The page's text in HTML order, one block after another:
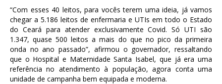
“Com esses 40 leitos, para vocês terem uma ideia, já vamos
chegar a 5.186 leitos de enfermaria e UTIs em todo o Estado
do Ceará para atender exclusivamente Covid. Só UTI são
1.347, quase 500 leitos a mais do que no pico da primeira
onda no ano passado”, afirmou o governador, ressaltando
que o Hospital e Maternidade Santa Isabel, que já era uma
referência no atendimento à população, agora conta uma
unidade de campanha bem equipada e moderna.